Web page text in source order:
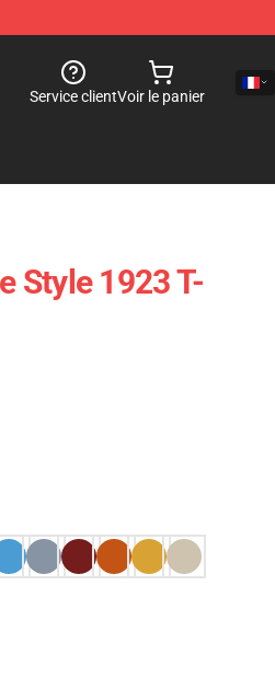
Service clientVoir le panier
Style 1923 T-